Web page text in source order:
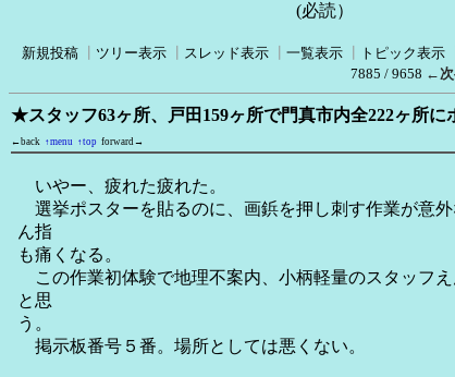
(必読）
新規投稿 ツリー表示 スレッド表示 一覧表示 トピック表示
7885 / 9658 ←次
★スタッフ63ヶ所、戸田159ヶ所で門真市内全222ヶ所に
←back ↑menu ↑top forward→
いやー、疲れた疲れた。
選挙ポスターを貼るのに、画鋲を押し刺す作業が意
ん指
も痛くなる。
この作業初体験で地理不案内、小柄軽量のスタッフ
と思
う。
掲示板番号５番。場所としては悪くない。